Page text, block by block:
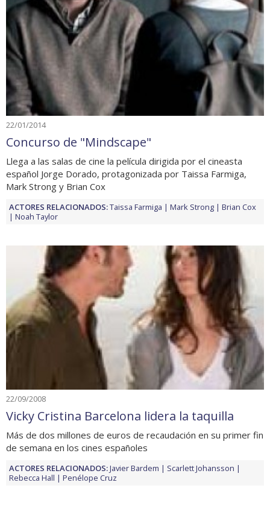
22/01/2014
Concurso de "Mindscape"
Llega a las salas de cine la película dirigida por el cineasta
español Jorge Dorado, protagonizada por Taissa Farmiga,
Mark Strong y Brian Cox
ACTORES RELACIONADOS:Taissa Farmiga Mark Strong
Brian Cox
Noah Taylor
22/09/2008
Vicky Cristina Barcelona lidera la taquilla
Más de dos millones de euros de recaudación en su primer fin
de semana en los cines españoles
ACTORES RELACIONADOS:Javier Bardem
Scarlett Johansson
Rebecca Hall
Penélope Cruz